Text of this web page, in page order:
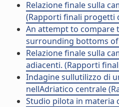
Relazione finale sulla
(Rapporti finali progetti
An attempt to compare
surrounding bottoms
Relazione finale sulla
adiacenti. (Rapporti
Indagine sullutilizzo di
nellAdriatico centrale
Studio pilota in materia